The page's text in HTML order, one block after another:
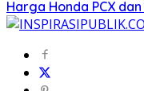
Harga Honda PCX